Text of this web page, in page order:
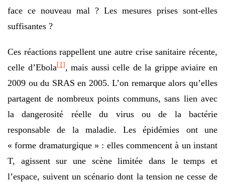
face ce nouveau mal ? Les mesures prises sont-elles
suffisantes ?
Ces réactions rappellent une autre crise sanitaire récente,
celle d’Ebola[1], mais aussi celle de la grippe aviaire en
2009 ou du SRAS en 2005. L’on remarque alors qu’elles
partagent de nombreux points communs, sans lien avec
la dangerosité réelle du virus ou de la bactérie
responsable de la maladie. Les épidémies ont une
« forme dramaturgique » : elles commencent à un instant
T, agissent sur une scène limitée dans le temps et
l’espace, suivent un scénario dont la tension ne cesse de